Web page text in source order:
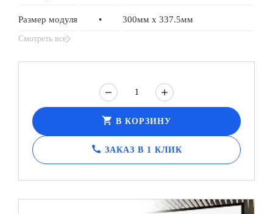
Размер модуля • 300мм x 337.5мм
Смотреть все
shopping_cart В КОРЗИНУ
call ЗАКАЗ В 1 КЛИК